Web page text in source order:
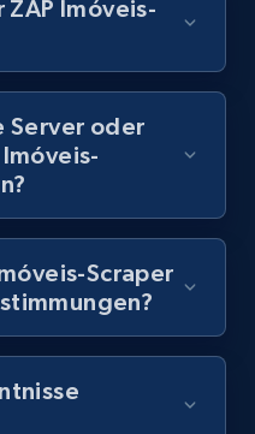
records
md5, Video url,
more.
Imóveis-
Server oder
Scraper